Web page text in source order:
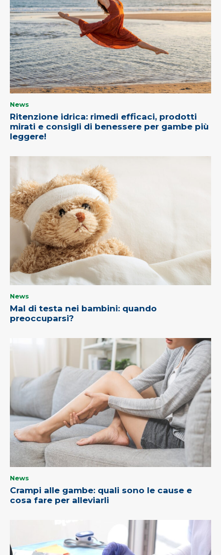
News
Ritenzione idrica: rimedi efficaci, prodotti
mirati e consigli di benessere per gambe più
leggere!
News
Mal di testa nei bambini: quando
preoccuparsi?
News
Crampi alle gambe: quali sono le cause e
cosa fare per alleviarli